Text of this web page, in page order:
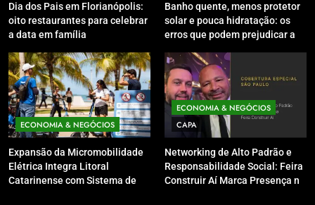
Dia dos Pais em Florianópolis:
oito restaurantes para celebrar
a data em família
Banho quente, menos protetor
solar e pouca hidratação: os
erros que podem prejudicar a
inverno
ECONOMIA & NEGÓCIOS
Expansão da Micromobilidade
Elétrica Integra Litoral
Catarinense com Sistema de
ECONOMIA & NEGÓCIOS
CAPA
Networking de Alto Padrão e
Responsabilidade Social: Feira
Construir Aí Marca Presença no